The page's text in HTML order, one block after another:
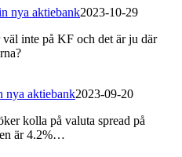
nya aktiebank2023-10-29
inte på KF och det är ju där
nya aktiebank2023-09-20
kolla på valuta spread på
är 4.2%…